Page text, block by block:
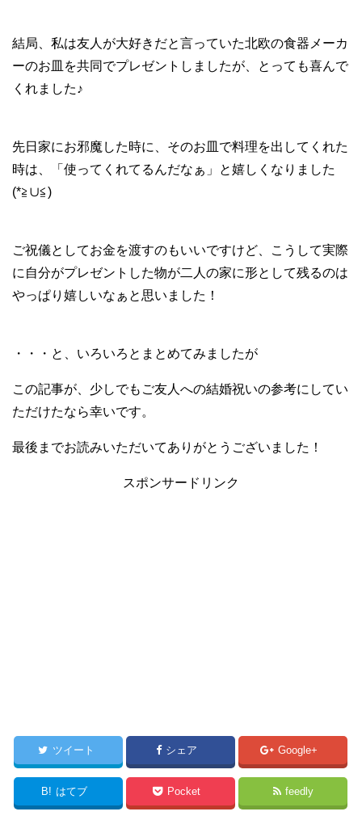
結局、私は友人が大好きだと言っていた北欧の食器メーカ
ーのお皿を共同でプレゼントしましたが、とっても喜んで
くれました♪
先日家にお邪魔した時に、そのお皿で料理を出してくれた
時は、「使ってくれてるんだなぁ」と嬉しくなりました
(*≧∪≦)
ご祝儀としてお金を渡すのもいいですけど、こうして実際
に自分がプレゼントした物が二人の家に形として残るのは
やっぱり嬉しいなぁと思いました！
・・・と、いろいろとまとめてみましたが
この記事が、少しでもご友人への結婚祝いの参考にしてい
ただけたなら幸いです。
最後までお読みいただいてありがとうございました！
スポンサードリンク
ツイート シェア Google+
B! はてブ Pocket feedly